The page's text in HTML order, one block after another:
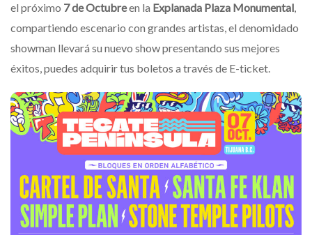
el próximo 7 de Octubreen la Explanada Plaza Monumental,
compartiendo escenario con grandes artistas, el denomidado
showman llevará su nuevo show presentando sus mejores
éxitos, puedes adquirir tus boletos a través de E-ticket.